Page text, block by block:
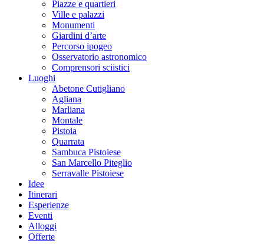
Piazze e quartieri
Ville e palazzi
Monumenti
Giardini d’arte
Percorso ipogeo
Osservatorio astronomico
Comprensori sciistici
Luoghi
Abetone Cutigliano
Agliana
Marliana
Montale
Pistoia
Quarrata
Sambuca Pistoiese
San Marcello Piteglio
Serravalle Pistoiese
Idee
Itinerari
Esperienze
Eventi
Alloggi
Offerte